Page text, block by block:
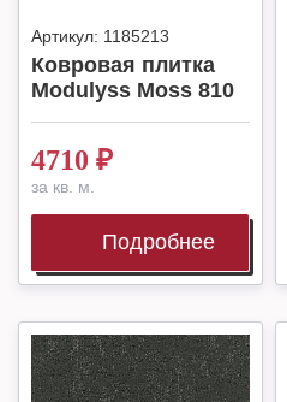
Артикул: 1185213
Ковровая плитка
Modulyss Moss 810
4710 ₽
за кв. м.
Подробнее